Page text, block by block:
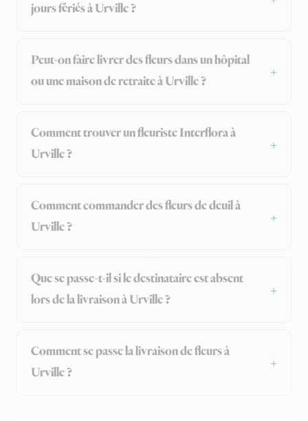
jours fériés à Urville ?
Peut-on faire livrer des fleurs dans un hôpital
ou une maison de retraite à Urville ?
Comment trouver un fleuriste Interflora à
Urville ?
Comment commander des fleurs de deuil à
Urville ?
Que se passe-t-il si le destinataire est absent
lors de la livraison à Urville ?
Comment se passe la livraison de fleurs à
Urville ?